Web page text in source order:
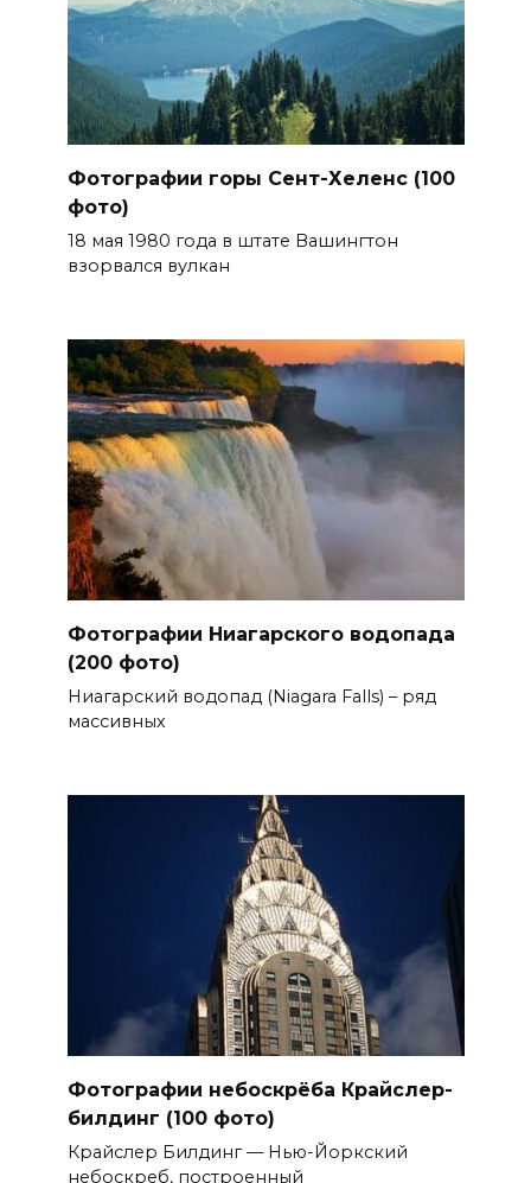
Фотографии горы Сент-Хеленс (100
фото)
18 мая 1980 года в штате Вашингтон
взорвался вулкан
Фотографии Ниагарского водопада
(200 фото)
Ниагарский водопад (Niagara Falls) – ряд
массивных
Фотографии небоскрёба Крайслер-
билдинг (100 фото)
Крайслер Билдинг — Нью-Йоркский
небоскреб, построенный